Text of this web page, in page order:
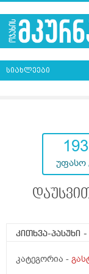
სიახლეები
უფასო
კითხვა-პასუხი -
კატეგორია -